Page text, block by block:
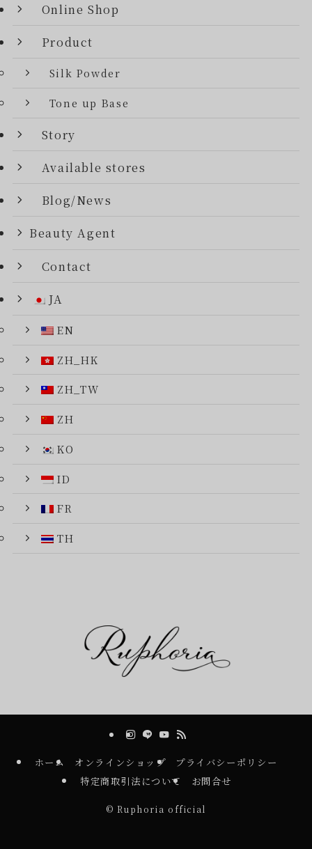
Online Shop
Product
Silk Powder
Tone up Base
Story
Available stores
Blog/News
Beauty Agent
Contact
JA
EN
ZH_HK
ZH_TW
ZH
KO
ID
FR
TH
ホーム オンラインショップ
プライバシーポリシー
特定商取引法について
お問合せ
© Ruphoria official